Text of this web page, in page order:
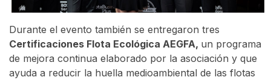
Durante el evento también se entregaron tres
Certificaciones Flota Ecológica AEGFA, un programa
de mejora continua elaborado por la asociación y que
ayuda a reducir la huella medioambiental de las flotas